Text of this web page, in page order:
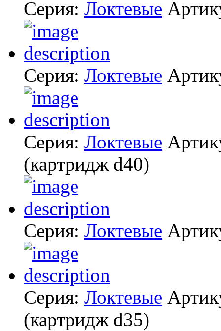
Серия: Локтевые
Серия: Локтевые
Серия: Локтевые
(картридж d40)
Серия: Локтевые
Серия: Локтевые
(картридж d35)